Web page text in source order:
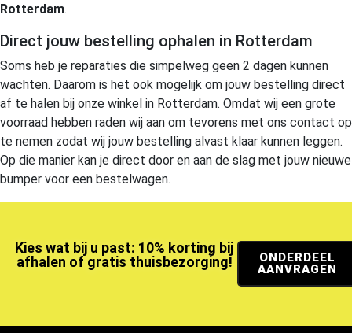
Rotterdam.
Direct jouw bestelling ophalen in Rotterdam
Soms heb je reparaties die simpelweg geen 2 dagen kunnen
wachten. Daarom is het ook mogelijk om jouw bestelling direct
af te halen bij onze winkel in Rotterdam. Omdat wij een grote
voorraad hebben raden wij aan om tevorens met ons contact op
te nemen zodat wij jouw bestelling alvast klaar kunnen leggen.
Op die manier kan je direct door en aan de slag met jouw nieuwe
bumper voor een bestelwagen.
Kies wat bij u past: 10% korting bij
afhalen of gratis thuisbezorging!
ONDERDEEL
AANVRAGEN